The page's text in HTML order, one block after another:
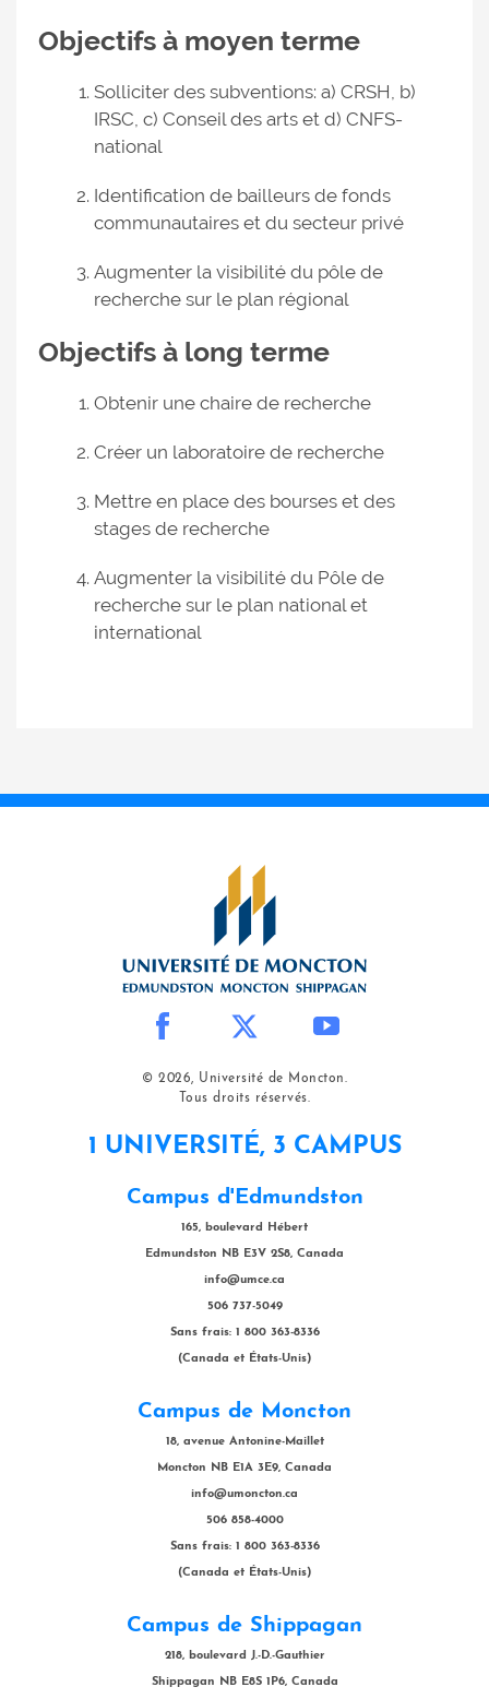
Objectifs à moyen terme
Solliciter des subventions: a) CRSH, b)
IRSC, c) Conseil des arts et d) CNFS-
national
Identification de bailleurs de fonds
communautaires et du secteur privé
Augmenter la visibilité du pôle de
recherche sur le plan régional
Objectifs à long terme
Obtenir une chaire de recherche
Créer un laboratoire de recherche
Mettre en place des bourses et des
stages de recherche
Augmenter la visibilité du Pôle de
recherche sur le plan national et
international
© 2026, Université de Moncton.
Tous droits réservés.
1 UNIVERSITÉ, 3 CAMPUS
Campus d'Edmundston
165, boulevard Hébert
Edmundston NB E3V 2S8, Canada
info@umce.ca
506 737-5049
Sans frais: 1 800 363-8336
(Canada et États-Unis)
Campus de Moncton
18, avenue Antonine-Maillet
Moncton NB E1A 3E9, Canada
info@umoncton.ca
506 858-4000
Sans frais: 1 800 363-8336
(Canada et États-Unis)
Campus de Shippagan
218, boulevard J.-D.-Gauthier
Shippagan NB E8S 1P6, Canada